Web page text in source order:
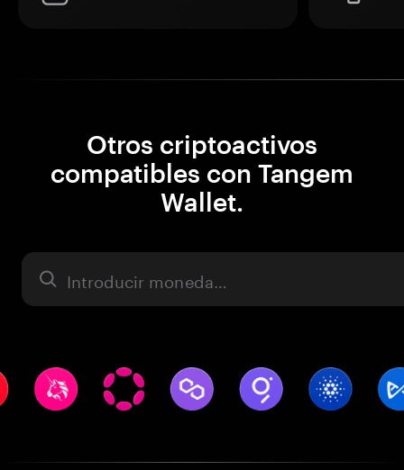
Otros criptoactivos
compatibles con Tangem
Wallet.
Activo